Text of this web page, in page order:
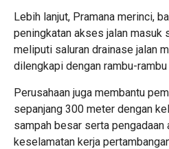
Lebih lanjut, Pramana merinci,
peningkatan akses jalan masuk
meliputi saluran drainase jalan
dilengkapi dengan rambu-
Perusahaan juga membantu
sepanjang 300 meter dengan
sampah besar serta pengadaan
keselamatan kerja